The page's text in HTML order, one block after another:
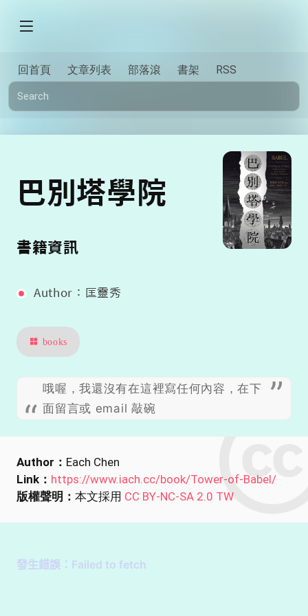
回首頁 文章列表 部落滾 書架 RSS
巴別塔學院
書籍資訊
Author：匡靈秀
books
哦喔，我還沒有在這裡寫任何內容，在下
面留言或 email 敲碗
Author： Each Chen
Link： https://www.iach.cc/book/Tower-of-Babel/
版權聲明： 本文採用 CC BY-NC-SA 2.0 TW